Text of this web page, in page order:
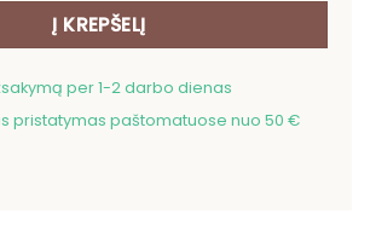
Į KREPŠELĮ
per 1-2 darbo dienas
pristatymas paštomatuose nuo 50 €